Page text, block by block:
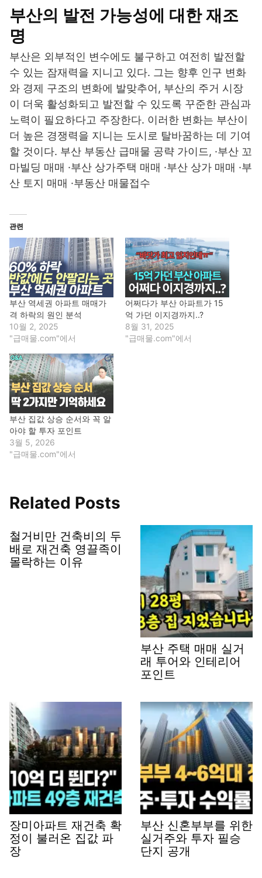
부산의 발전 가능성에 대한 재조
명
부산은 외부적인 변수에도 불구하고 여전히 발전할
수 있는 잠재력을 지니고 있다. 그는 향후 인구 변화
와 경제 구조의 변화에 발맞추어, 부산의 주거 시장
이 더욱 활성화되고 발전할 수 있도록 꾸준한 관심과
노력이 필요하다고 주장한다. 이러한 변화는 부산이
더 높은 경쟁력을 지니는 도시로 탈바꿈하는 데 기여
할 것이다. 부산 부동산 급매물 공략 가이드, ·부산 꼬
마빌딩 매매 ·부산 상가주택 매매 ·부산 상가 매매 ·부
산 토지 매매 ·부동산 매물접수
관련
부산 역세권 아파트 매매가
격 하락의 원인 분석
10월 2, 2025
"급매물.com"에서
어쩌다가 부산 아파트가 15
억 가던 이지경까지..?
8월 31, 2025
"급매물.com"에서
부산 집값 상승 순서와 꼭 알
아야 할 투자 포인트
3월 5, 2026
"급매물.com"에서
Related Posts
철거비만 건축비의 두
배로 재건축 영끌족이
몰락하는 이유
부산 주택 매매 실거
래 투어와 인테리어
포인트
장미아파트 재건축 확
정이 불러온 집값 파
장
부산 신혼부부를 위한
실거주와 투자 필승
단지 공개